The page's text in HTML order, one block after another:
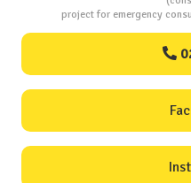
project for emergency